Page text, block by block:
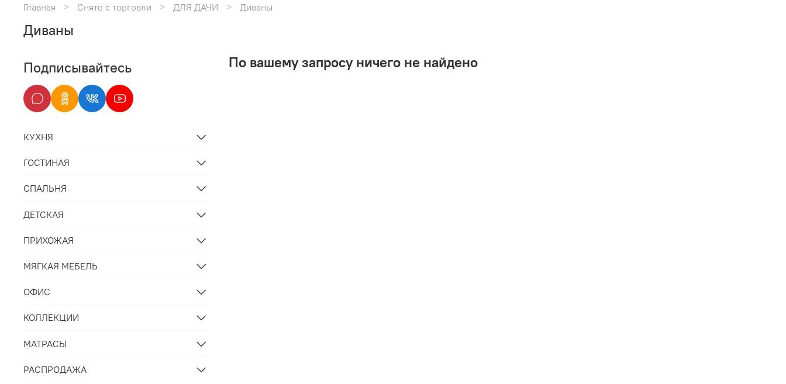
Главная Снято с торговли ДЛЯ ДАЧИ Диваны
Диваны
По вашему запросу ничего не найдено
Подписывайтесь
КУХНЯ
ГОСТИНАЯ
СПАЛЬНЯ
ДЕТСКАЯ
ПРИХОЖАЯ
МЯГКАЯ МЕБЕЛЬ
ОФИС
КОЛЛЕКЦИИ
МАТРАСЫ
РАСПРОДАЖА